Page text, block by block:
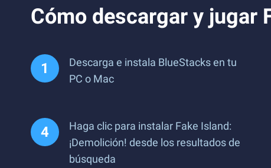
Cómo descargar y jugar
Descarga e instala BlueStacks en tu
PC o Mac
Haga clic para instalar ​​Fake Island:
¡Demolición! desde los resultados de
búsqueda